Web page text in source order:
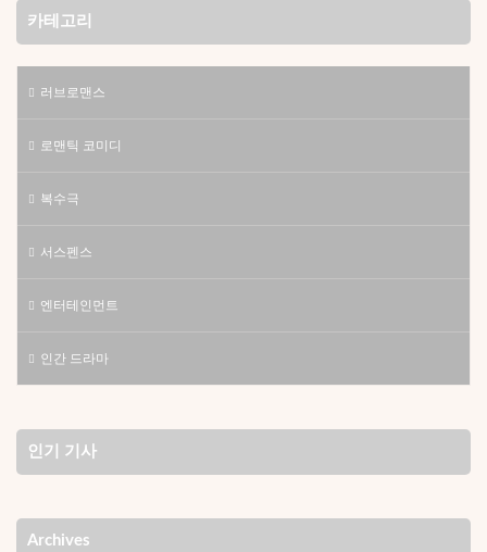
카테고리
러브로맨스
로맨틱 코미디
복수극
서스펜스
엔터테인먼트
인간 드라마
인기 기사
Archives